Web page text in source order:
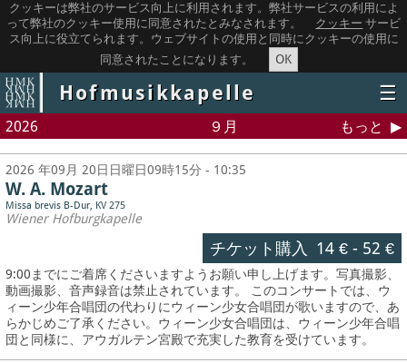
クッキーは弊社のサービス向上に利用されます。弊社サービスの利用によ
って弊社のクッキー使用に同意されたとみなされます。
クッキー サービ
ス向上に役立てられます。ウェブサイトの使用と同時にクッキーの使用に
同意されたことになります。
OK
Hofmusikkapelle ☰
2026 ９月 もっと
2026 年09月 20日日曜日09時15分 - 10:35
W. A. Mozart
Missa brevis B-Dur, KV 275
Wiener Hofburgkapelle
チケット購入 14 €- 52 €
9:00までにご着席くださいますようお願い申し上げます。写真撮影、
動画撮影、音声録音は禁止されています。 このコンサートでは、ウ
ィーン少年合唱団の代わりにウィーン少女合唱団が歌いますので、あ
らかじめご了承ください。ウィーン少女合唱団は、ウィーン少年合唱
団と同様に、アウガルテン宮殿で充実した教育を受けています。